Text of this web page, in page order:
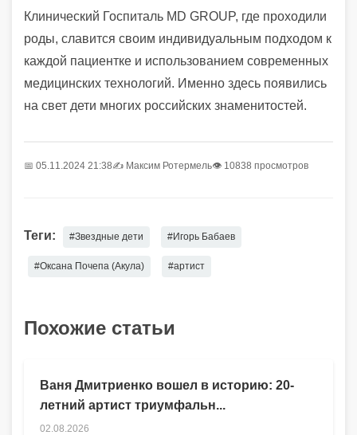
Клинический Госпиталь MD GROUP, где проходили
роды, славится своим индивидуальным подходом к
каждой пациентке и использованием современных
медицинских технологий. Именно здесь появились
на свет дети многих российских знаменитостей.
📅 05.11.2024 21:38✍️ Максим Ротермель👁 10838 просмотров
Теги: #Звездные дети #Игорь Бабаев
#Оксана Почепа (Акула) #артист
Похожие статьи
Ваня Дмитриенко вошел в историю: 20-
летний артист триумфальн...
02.08.2026